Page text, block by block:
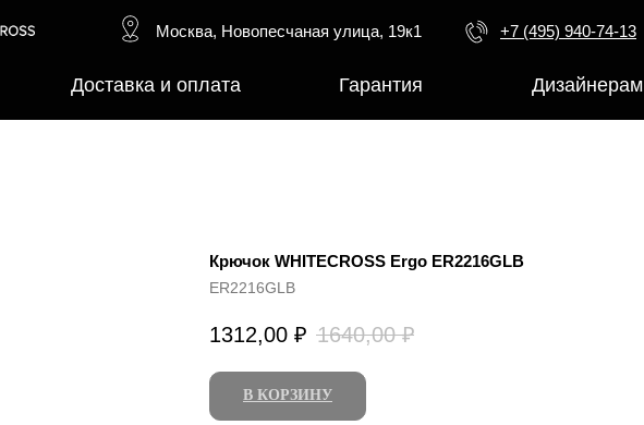
Москва, Новопесчаная улица, 19к1 +7 (495) 940-74-13
Доставка и оплата Гарантия Дизайнерам
Крючок WHITECROSS Ergo ER2216GLB
ER2216GLB
1312,00 ₽ 1640,00 ₽
В КОРЗИНУ